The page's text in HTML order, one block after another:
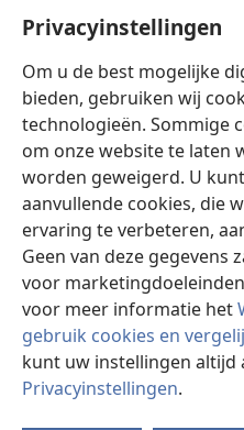
Privacyinstellingen
Om u de best mogelijke
bieden, gebruiken wij
technologieën. Sommige
om onze website te laten
worden geweigerd. U
aanvullende cookies, die
ervaring te verbeteren,
Geen van deze
voor
voor meer informatie het
gebruik cookies en
kunt uw instellingen altijd
Privacyinstellingen.
buigen en ze te aanbidden.
ze aan alle volken onder
jullie zijn degenen die
uit Egypte, heeft
dat zijn persoonlijke
zijn.
21 Door jullie schuld is
geworden, a en hij zwoer
oversteken en dat ik niet
binnengaan dat Jehovah,
geeft.
22 Want ik moet
Jordaan niet oversteken, c
oversteken en dat goede
Zorg ervoor dat jullie het